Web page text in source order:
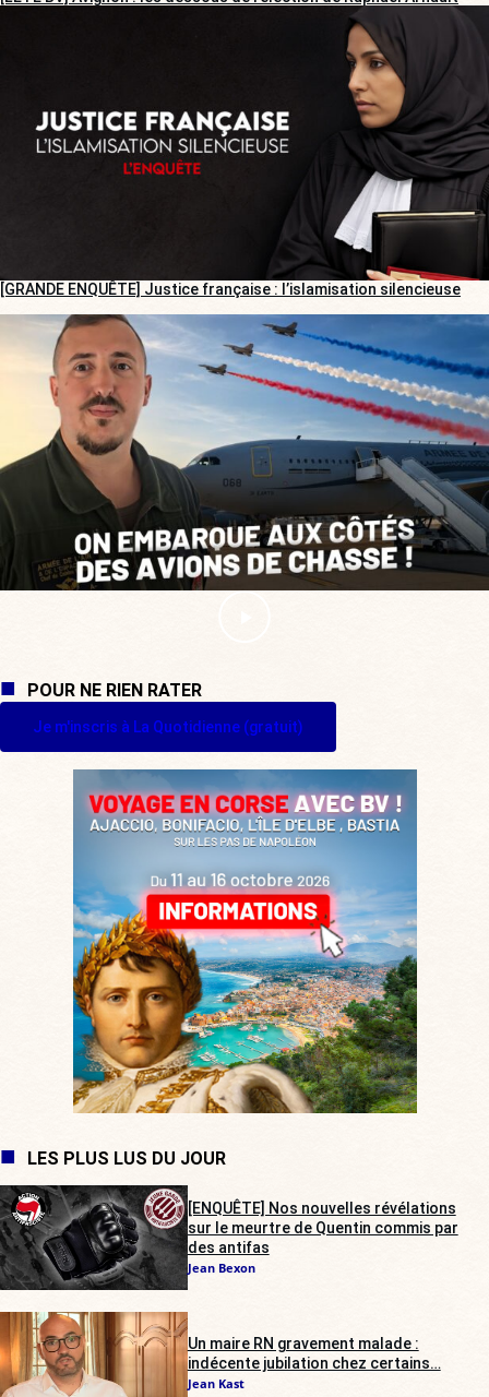
[GRANDE ENQUÊTE] Justice française : l’islamisation silencieuse
POUR NE RIEN RATER
Je m'inscris à La Quotidienne (gratuit)
LES PLUS LUS DU JOUR
[ENQUÊTE] Nos nouvelles révélations
sur le meurtre de Quentin commis par
des antifas
Jean Bexon
Un maire RN gravement malade :
indécente jubilation chez certains…
Jean Kast